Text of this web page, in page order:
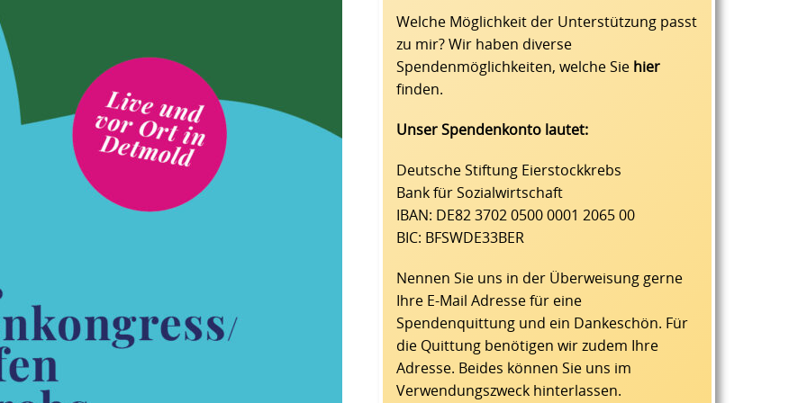
Welche Möglichkeit der Unterstützung passt
zu mir? Wir haben diverse
Spendenmöglichkeiten, welche Sie hier
finden.
Unser Spendenkonto lautet:
Deutsche Stiftung Eierstockkrebs
Bank für Sozialwirtschaft
IBAN: DE82 3702 0500 0001 2065 00
BIC: BFSWDE33BER
Nennen Sie uns in der Überweisung gerne
Ihre E-Mail Adresse für eine
Spendenquittung und ein Dankeschön. Für
die Quittung benötigen wir zudem Ihre
Adresse. Beides können Sie uns im
Verwendungszweck hinterlassen.